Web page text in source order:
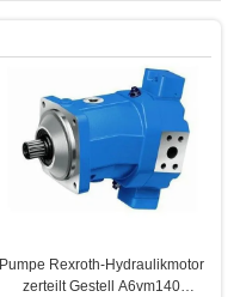
Pumpe Rexroth-Hydraulikmotor
zerteilt Gestell A6vm140